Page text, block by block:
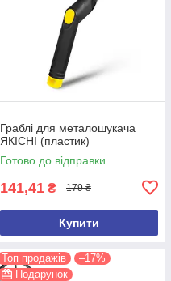
Граблі для металошукача
ЯКІСНІ (пластик)
Готово до відправки
141,41 ₴ 179 ₴
Купити
Топ продажів
–17%
Подарунок